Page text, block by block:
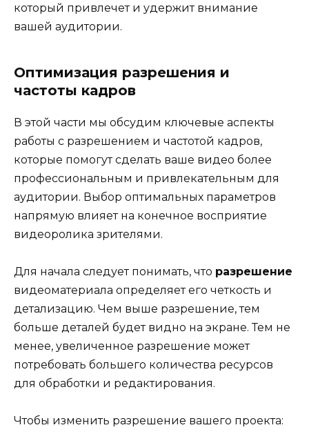
который привлечет и удержит внимание
вашей аудитории.
Оптимизация разрешения и
частоты кадров
В этой части мы обсудим ключевые аспекты
работы с разрешением и частотой кадров,
которые помогут сделать ваше видео более
профессиональным и привлекательным для
аудитории. Выбор оптимальных параметров
напрямую влияет на конечное восприятие
видеоролика зрителями.
Для начала следует понимать, что разрешение
видеоматериала определяет его четкость и
детализацию. Чем выше разрешение, тем
больше деталей будет видно на экране. Тем не
менее, увеличенное разрешение может
потребовать большего количества ресурсов
для обработки и редактирования.
Чтобы изменить разрешение вашего проекта: